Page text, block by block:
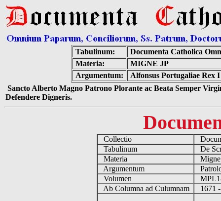
Tabulinum:
Documenta Catholica
Materia:
MIGNE JP
Argumentum:
Alfonsus Portugaliae Rex
Sancto Alberto Magno Patrono Plorante ac Beata Semper
Defendere Digneris.
Collectio
Tabulinum
De
Materia
Argumentum
Volumen
Ab Columna ad Culumnam
1671